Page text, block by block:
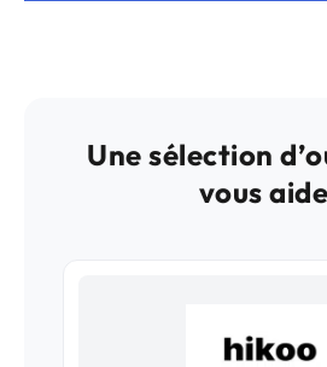
Une sélection
vous